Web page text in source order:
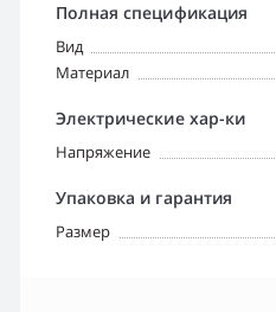
Полная спецификация
Вид
Материал
Электрические хар-ки
Напряжение
Упаковка и гарантия
Размер